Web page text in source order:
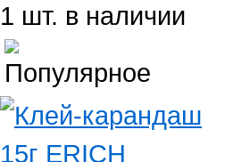
1 шт. в наличии